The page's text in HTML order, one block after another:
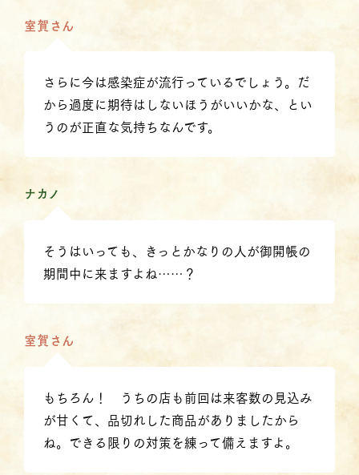
室賀さん
さらに今は感染症が流行っているでしょう。だ
から過度に期待はしないほうがいいかな、とい
うのが正直な気持ちなんです。
ナカノ
そうはいっても、きっとかなりの人が御開帳の
期間中に来ますよね……？
室賀さん
もちろん！ うちの店も前回は来客数の見込み
が甘くて、品切れした商品がありましたから
ね。できる限りの対策を練って備えますよ。